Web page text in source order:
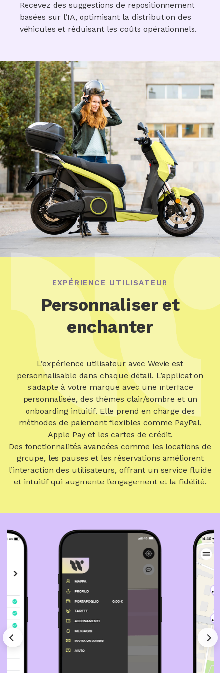
Recevez des suggestions de repositionnement
basées sur l’IA, optimisant la distribution des
véhicules et réduisant les coûts opérationnels.
EXPÉRIENCE UTILISATEUR
Personnaliser et
enchanter
L’expérience utilisateur avec Wevie est
personnalisable dans chaque détail. L’application
s’adapte à votre marque avec une interface
personnalisée, des thèmes clair/sombre et un
onboarding intuitif. Elle prend en charge des
méthodes de paiement flexibles comme PayPal,
Apple Pay et les cartes de crédit.
Des fonctionnalités avancées comme les locations de
groupe, les pauses et les réservations améliorent
l’interaction des utilisateurs, offrant un service fluide
et intuitif qui augmente l’engagement et la fidélité.